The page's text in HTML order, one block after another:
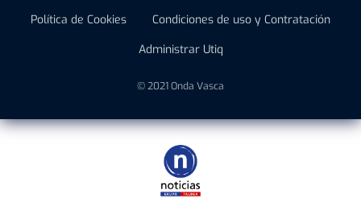
Política de Cookies
Condiciones de uso y Contratación
Administrar Utiq
© 2021 Onda Vasca